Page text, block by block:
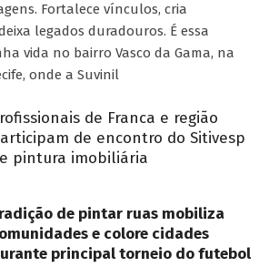
Fortalece vínculos, cria
legados duradouros. É essa
vida no bairro Vasco da Gama, na
onde a Suvinil
de Franca e região
de encontro do Sitivesp
pintura imobiliária
de pintar ruas mobiliza
e colore cidades
principal torneio do futebol